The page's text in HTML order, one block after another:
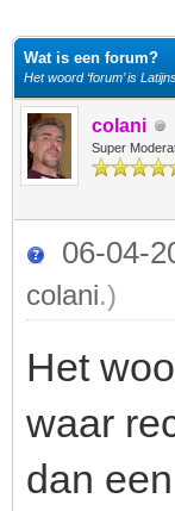
Wat is een forum?
Het woord ‘forum’ is
colani
Super
06-04-
colani.)
Het
waar
dan